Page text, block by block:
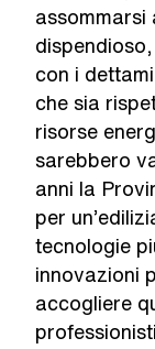
assommarsi
con i
che sia
risorse
sarebbero
anni la
per
tecnologie
innovazioni
accogliere